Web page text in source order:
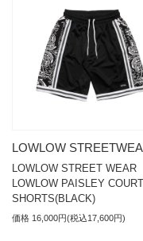
LOWLOW
LOWLOW STREET
LOWLOW PAISLEY COURT
SHORTS(BLACK)
価格 16,000円(税込17,600円)